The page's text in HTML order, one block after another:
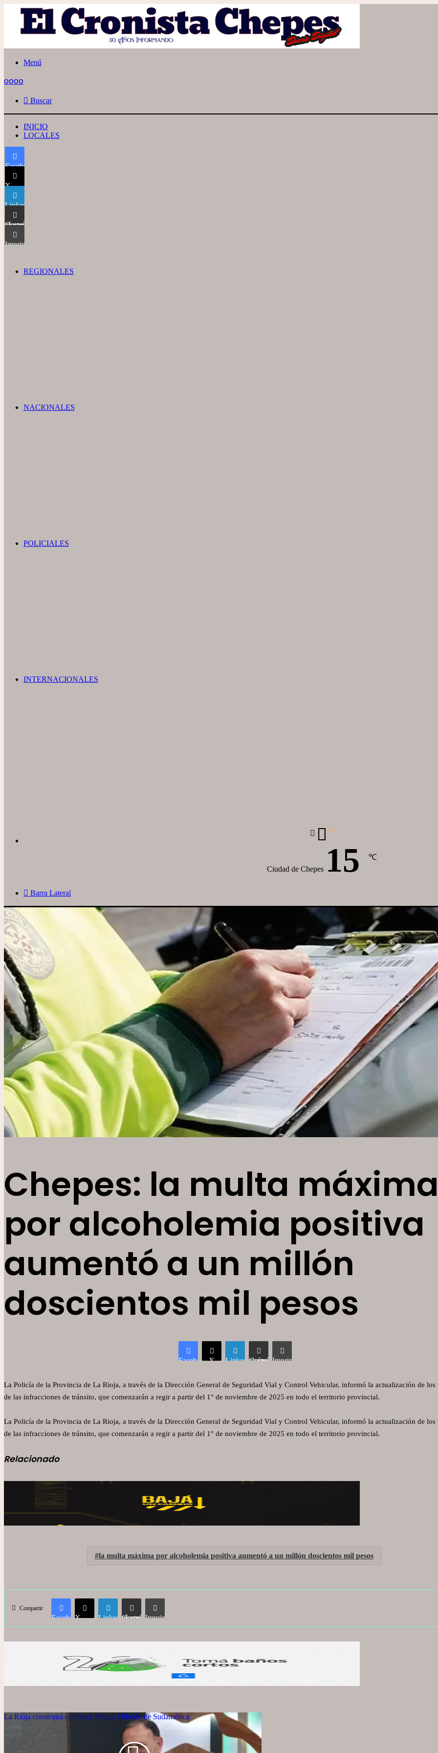
Menú
oooo
Buscar
INICIO
LOCALES
REGIONALES
NACIONALES
POLICIALES
INTERNACIONALES
Ciudad de Chepes 15 ℃
Barra Lateral
Chepes: la multa
por alcoholemia positiva
aumentó a un millón
doscientos mil pesos
FacebookX LinkedInCompartir vía correo electrónicoImprimir
La Policía de la Provincia de La Rioja, a través de la Dirección General de Seguridad Vial y Control Vehicular, informó la actualización de los
de las infracciones de tránsito, que comenzarán a regir a partir del 1° de noviembre de 2025 en todo el territorio provincial.
La Policía de la Provincia de La Rioja, a través de la Dirección General de Seguridad Vial y Control Vehicular, informó la actualización de los
de las infracciones de tránsito, que comenzarán a regir a partir del 1° de noviembre de 2025 en todo el territorio provincial.
Relacionado
la multa máxima por alcoholemia positiva aumentó a un millón doscientos mil pesos
Compartir
Facebook
X LinkedInCompartir vía correo electrónicoImprimir
La Rioja construirá el primer Parque Híbrido de Sudamérica
Facebook
X
LinkedIn
Compartir vía correo electrónico
Imprimir